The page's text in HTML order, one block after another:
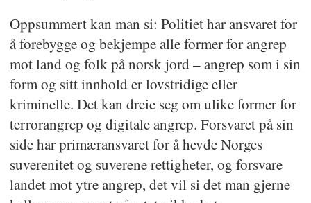
Oppsummert kan man si: Politiet har ansvaret for
å forebygge og bekjempe alle former for angrep
mot land og folk på norsk jord – angrep som i sin
form og sitt innhold er lovstridige eller
kriminelle. Det kan dreie seg om ulike former for
terrorangrep og digitale angrep. Forsvaret på sin
side har primæransvaret for å hevde Norges
suverenitet og suverene rettigheter, og forsvare
landet mot ytre angrep, det vil si det man gjerne